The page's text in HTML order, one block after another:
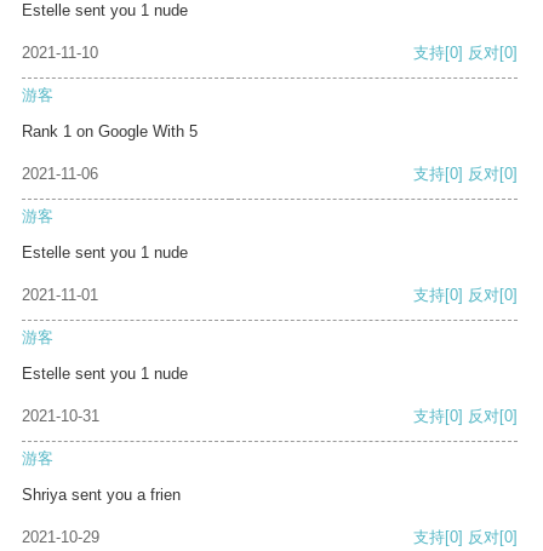
Estelle sent you 1 nude
2021-11-10 支持[0] 反对[0]
游客
Rank 1 on Google With 5
2021-11-06 支持[0] 反对[0]
游客
Estelle sent you 1 nude
2021-11-01 支持[0] 反对[0]
游客
Estelle sent you 1 nude
2021-10-31 支持[0] 反对[0]
游客
Shriya sent you a frien
2021-10-29 支持[0] 反对[0]